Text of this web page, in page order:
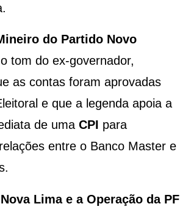
do Partido Novo
tom do ex-governador,
as contas foram aprovadas
e que a legenda apoia a
de uma CPI para
entre o Banco Master e
Lima e a Operação da PF